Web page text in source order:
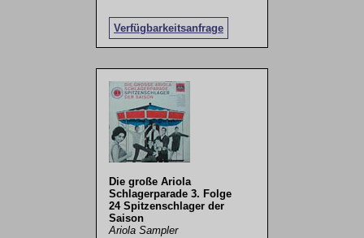
Verfügbarkeitsanfrage
Die große Ariola
Schlagerparade 3. Folge
24 Spitzenschlager der
Saison
Ariola Sampler